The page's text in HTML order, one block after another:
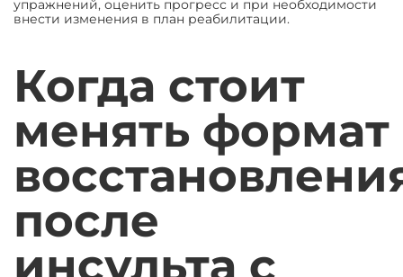
упражнений, оценить прогресс и при необходимости
внести изменения в план реабилитации.
Когда стоит
менять формат
после
инсульта с